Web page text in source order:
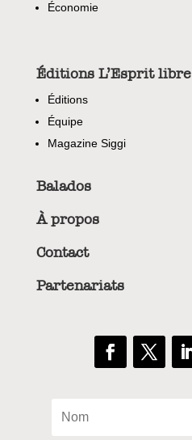
Économie
Éditions L’Esprit libre
Éditions
Équipe
Magazine Siggi
Balados
À propos
Contact
Partenariats